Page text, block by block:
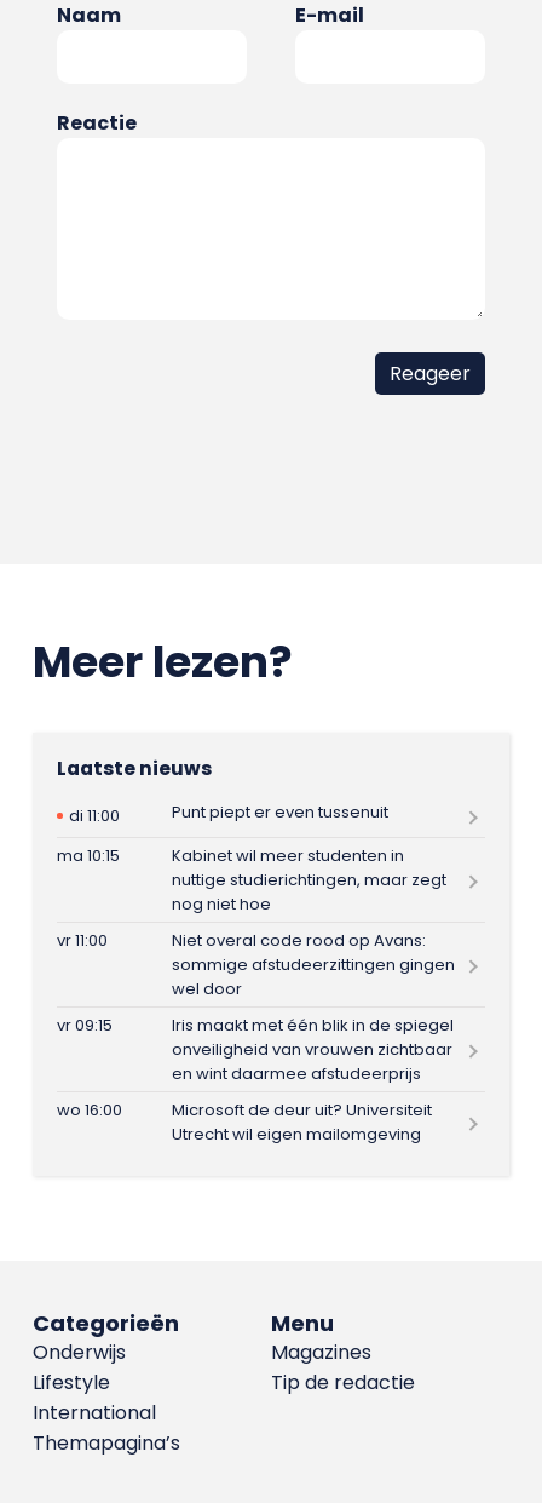
Naam E-mail
Reactie
Meer lezen?
Laatste nieuws
di 11:00
Punt piept er even tussenuit
ma 10:15
Kabinet wil meer studenten in
nuttige studierichtingen, maar zegt
nog niet hoe
vr 11:00
Niet overal code rood op Avans:
sommige afstudeerzittingen gingen
wel door
vr 09:15
Iris maakt met één blik in de spiegel
onveiligheid van vrouwen zichtbaar
en wint daarmee afstudeerprijs
wo 16:00
Microsoft de deur uit? Universiteit
Utrecht wil eigen mailomgeving
Menu
Magazines
Tip de redactie
Categorieën
Onderwijs
Lifestyle
International
Themapagina’s